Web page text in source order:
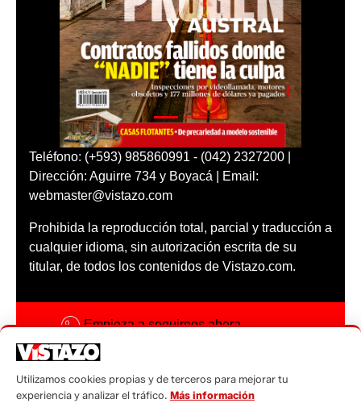
Teléfono: (+593) 985860991 - (042) 2327200 |
Dirección: Aguirre 734 y Boyacá | Email:
webmaster@vistazo.com
Prohibida la reproducción total, parcial y traducción a
cualquier idioma, sin autorización escrita de su
titular, de todos los contenidos de Vistazo.com.
Empieza a seguirnos ahora
Código ética
Utilizamos cookies propias y de terceros para mejorar tu
experiencia y analizar el tráfico. Más información